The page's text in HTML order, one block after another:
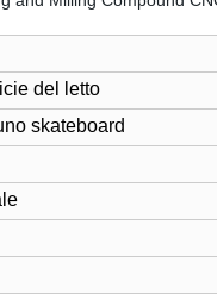
del letto
skateboard